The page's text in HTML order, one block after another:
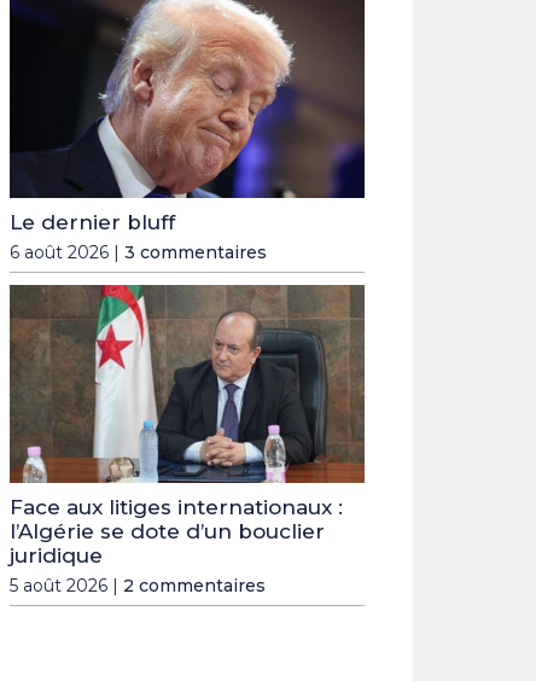
Le dernier bluff
6 août 2026 | 3 commentaires
Face aux litiges internationaux :
l’Algérie se dote d’un bouclier
juridique
5 août 2026 | 2 commentaires